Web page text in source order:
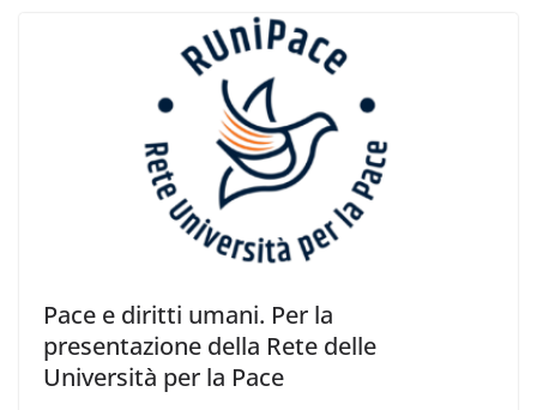
Pace e diritti umani. Per la
presentazione della Rete delle
Università per la Pace